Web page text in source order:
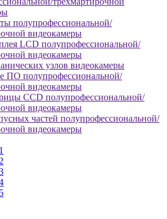
полупрофессиональной/
видеокамеры
LCD полупрофессиональной/
видеокамеры
узлов видеокамеры
ПО полупрофессиональной/
видеокамеры
CCD полупрофессиональной/
видеокамеры
частей полупрофессиональной/
видеокамеры